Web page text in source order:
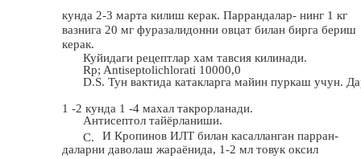
кунда 2-3 марта килиш керак. Паррандалар- нинг 1 кг
вазнига 20 мг фуразалидонни овцат билан бирга бериш
керак.
Куйидаги рецептлар хам тавсия килинади.
Rp; Antiseptolichlorati 10000,0
D.S. Тун вактида катакларга майин пуркаш учун.
1 -2 кунда 1 -4 махал такрорланади.
Антисептол тайёрланиши.
C.
И Кропинов ИЛТ билан касалланган парран-
даларни даволаш жараёнида, 1-2 мл товук оксил